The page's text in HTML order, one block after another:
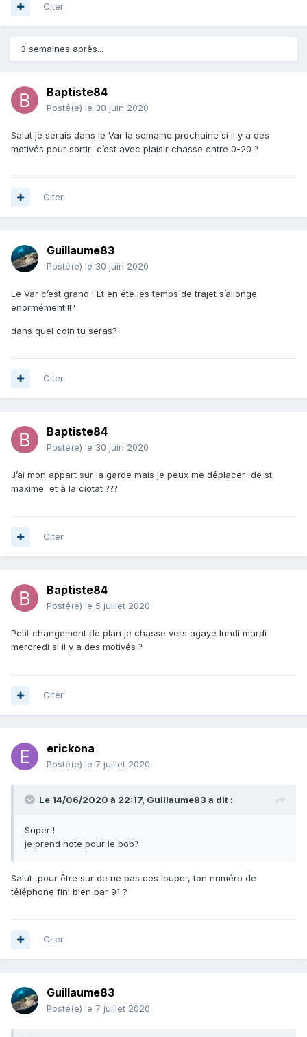
Citer
3 semaines après...
Baptiste84
Posté(e) le 30 juin 2020
Salut je serais dans le Var la semaine prochaine si il y a des
motivés pour sortir c’est avec plaisir chasse entre 0-20 ?
Citer
Guillaume83
Posté(e) le 30 juin 2020
Le Var c’est grand ! Et en été les temps de trajet s’allonge
énormément!!!?
dans quel coin tu seras?
Citer
Baptiste84
Posté(e) le 30 juin 2020
J’ai mon appart sur la garde mais je peux me déplacer de st
maxime et à la ciotat ???
Citer
Baptiste84
Posté(e) le 5 juillet 2020
Petit changement de plan je chasse vers agaye lundi mardi
mercredi si il y a des motivés ?
Citer
erickona
Posté(e) le 7 juillet 2020
Le 14/06/2020 à 22:17, Guillaume83 a dit :
Super !
je prend note pour le bob?
Salut ,pour être sur de ne pas ces louper, ton numéro de
téléphone fini bien par 91 ?
Citer
Guillaume83
Posté(e) le 7 juillet 2020